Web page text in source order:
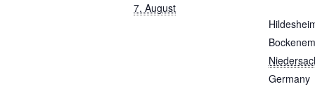
7. August
Bockenem
Germany